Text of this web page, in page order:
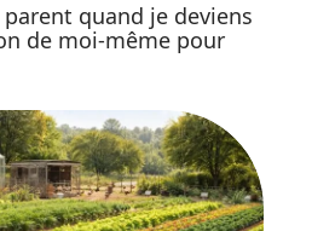
parent quand je deviens
de moi-même pour